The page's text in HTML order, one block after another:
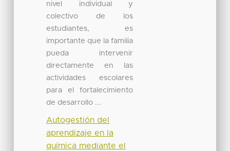
nivel individual y
colectivo de los
estudiantes, es
importante que la familia
pueda intervenir
directamente en las
actividades escolares
para el fortalecimiento
de desarrollo ...
Autogestión del
aprendizaje en la
química mediante el